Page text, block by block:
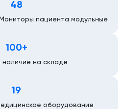
48
пациента модульные
100+
наличие на складе
19
оборудование